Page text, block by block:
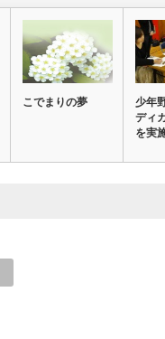
こでまりの夢
少年
ディ
を実